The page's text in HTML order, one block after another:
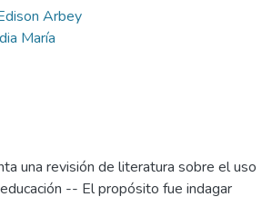
Arbey
María
una revisión de literatura sobre el uso
-- El propósito fue indagar